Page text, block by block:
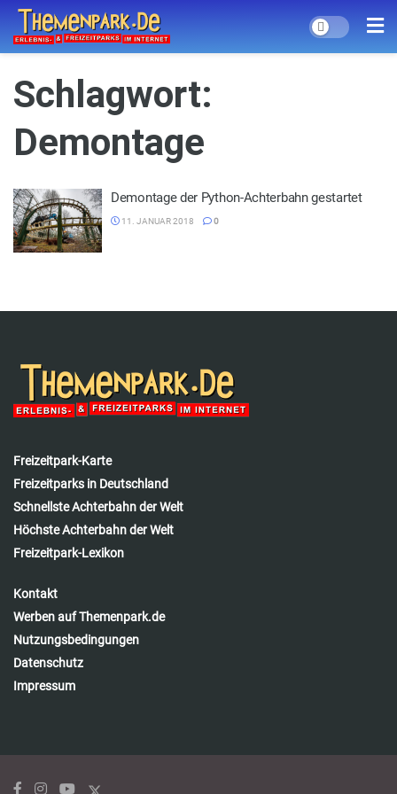
Schlagwort:
Demontage
Demontage der Python-Achterbahn gestartet
11. JANUAR 2018 0
Freizeitpark-Karte
Freizeitparks in Deutschland
Schnellste Achterbahn der Welt
Höchste Achterbahn der Welt
Freizeitpark-Lexikon
Kontakt
Werben auf Themenpark.de
Nutzungsbedingungen
Datenschutz
Impressum